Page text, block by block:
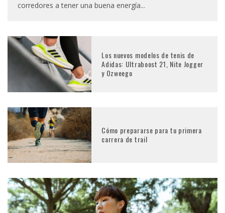
corredores a tener una buena energía...
Los nuevos modelos de tenis de
Adidas: Ultraboost 21, Nite Jogger
y Ozweego
Cómo prepararse para tu primera
carrera de trail